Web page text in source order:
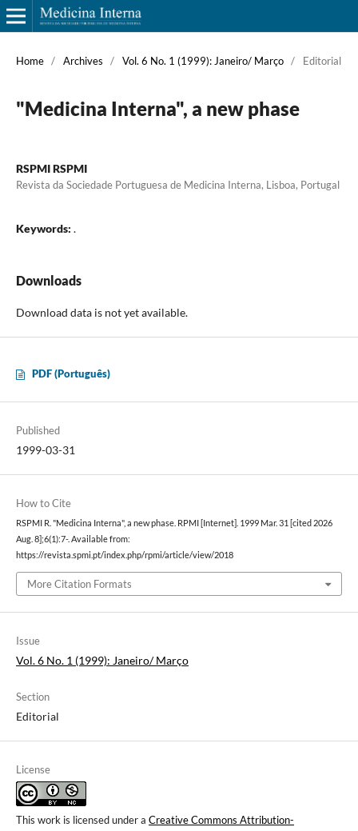
Home / Archives / Vol. 6 No. 1 (1999): Janeiro/ Março / Editorial
"Medicina Interna", a new phase
RSPMI RSPMI
Revista da Sociedade Portuguesa de Medicina Interna, Lisboa, Portugal
Keywords: .
Downloads
Download data is not yet available.
PDF (Português)
Published
1999-03-31
How to Cite
RSPMI R. "Medicina Interna", a new phase. RPMI [Internet]. 1999 Mar. 31 [cited 2026
Aug. 8];6(1):7-. Available from:
https://revista.spmi.pt/index.php/rpmi/article/view/2018
More Citation Formats
Issue
Vol. 6 No. 1 (1999): Janeiro/ Março
Section
Editorial
License
This work is licensed under a Creative Commons Attribution-